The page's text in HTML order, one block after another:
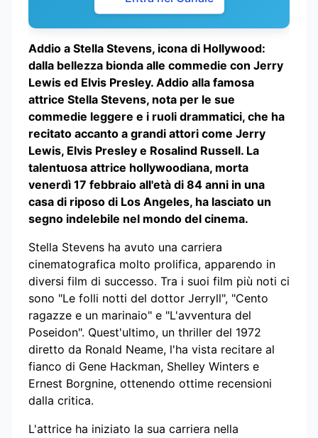
Addio a Stella Stevens, icona di Hollywood:
dalla bellezza bionda alle commedie con Jerry
Lewis ed Elvis Presley. Addio alla famosa
attrice Stella Stevens, nota per le sue
commedie leggere e i ruoli drammatici, che ha
recitato accanto a grandi attori come Jerry
Lewis, Elvis Presley e Rosalind Russell. La
talentuosa attrice hollywoodiana, morta
venerdì 17 febbraio all'età di 84 anni in una
casa di riposo di Los Angeles, ha lasciato un
segno indelebile nel mondo del cinema.
Stella Stevens ha avuto una carriera
cinematografica molto prolifica, apparendo in
diversi film di successo. Tra i suoi film più noti ci
sono "Le folli notti del dottor Jerryll", "Cento
ragazze e un marinaio" e "L'avventura del
Poseidon". Quest'ultimo, un thriller del 1972
diretto da Ronald Neame, l'ha vista recitare al
fianco di Gene Hackman, Shelley Winters e
Ernest Borgnine, ottenendo ottime recensioni
dalla critica.
L'attrice ha iniziato la sua carriera nella